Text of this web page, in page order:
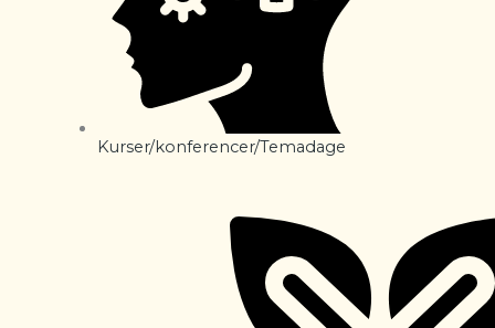
Kurser/konferencer/Temadage